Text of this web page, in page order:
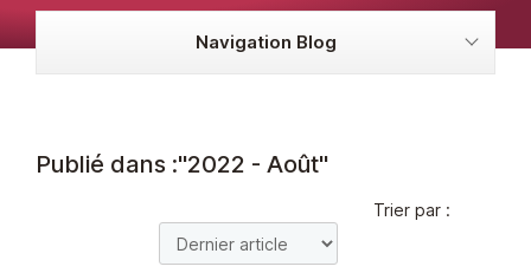
Navigation Blog
Publié dans :"2022 - Août"
Trier par :